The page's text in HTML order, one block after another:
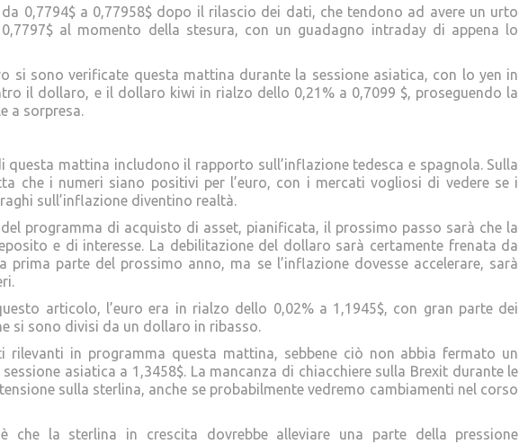
0,7794$ a 0,77958$ dopo il rilascio dei dati, che tendono ad avere un urto
al momento della stesura, con un guadagno intraday di appena lo
si sono verificate questa mattina durante la sessione asiatica, con lo yen in
il dollaro, e il dollaro kiwi in rialzo dello 0,21% a 0,7099 $, proseguendo la
a sorpresa.
questa mattina includono il rapporto sull’inflazione tedesca e spagnola. Sulla
che i numeri siano positivi per l’euro, con i mercati vogliosi di vedere se i
sull’inflazione diventino realtà.
programma di acquisto di asset, pianificata, il prossimo passo sarà che la
e di interesse. La debilitazione del dollaro sarà certamente frenata da
prima parte del prossimo anno, ma se l’inflazione dovesse accelerare, sarà
articolo, l’euro era in rialzo dello 0,02% a 1,1945$, con gran parte dei
si sono divisi da un dollaro in ribasso.
rilevanti in programma questa mattina, sebbene ciò non abbia fermato un
asiatica a 1,3458$. La mancanza di chiacchiere sulla Brexit durante le
sulla sterlina, anche se probabilmente vedremo cambiamenti nel corso
che la sterlina in crescita dovrebbe alleviare una parte della pressione